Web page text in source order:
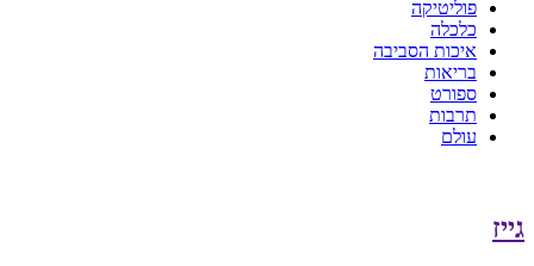
פוליטיקה
כלכלה
איכות הסביבה
בריאות
ספורט
תרבות
עולם
גייז